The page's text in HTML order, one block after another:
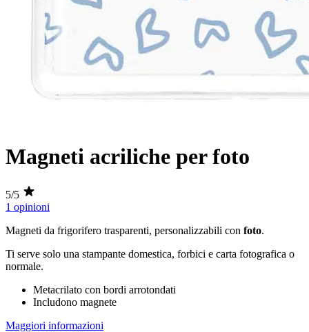
Magneti acriliche per foto
5/5
1 opinioni
Magneti da frigorifero trasparenti, personalizzabili con foto.
Ti serve solo una stampante domestica, forbici e carta fotografica o
normale.
Metacrilato con bordi arrotondati
Includono magnete
Maggiori informazioni